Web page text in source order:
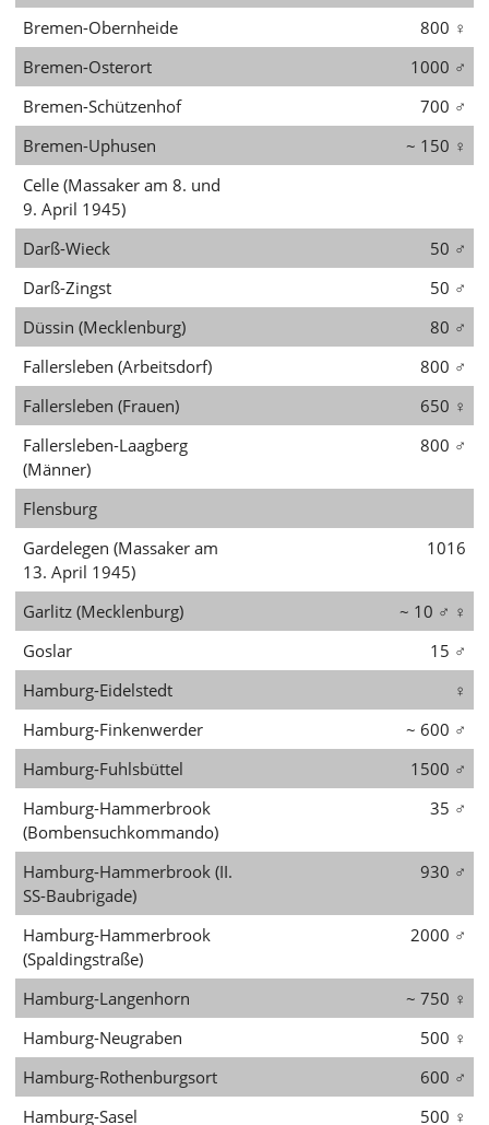
Bremen-Obernheide
800 ♀
Bremen-Osterort
1000 ♂
Bremen-Schützenhof
700 ♂
Bremen-Uphusen
~ 150 ♀
Celle (Massaker am 8. und
9. April 1945)
Darß-Wieck
50 ♂
Darß-Zingst
50 ♂
Düssin (Mecklenburg)
80 ♂
Fallersleben (Arbeitsdorf)
800 ♂
Fallersleben (Frauen)
650 ♀
Fallersleben-Laagberg
(Männer)
800 ♂
Flensburg
Gardelegen (Massaker am
13. April 1945)
1016
Garlitz (Mecklenburg) ~ 10 ♂ ♀
Goslar
15 ♂
Hamburg-Eidelstedt
♀
Hamburg-Finkenwerder
~ 600 ♂
Hamburg-Fuhlsbüttel
1500 ♂
Hamburg-Hammerbrook
(Bombensuchkommando)
35 ♂
Hamburg-Hammerbrook (II.
SS-Baubrigade)
930 ♂
Hamburg-Hammerbrook
(Spaldingstraße)
2000 ♂
Hamburg-Langenhorn ~ 750 ♀
Hamburg-Neugraben
500 ♀
Hamburg-Rothenburgsort
600 ♂
Hamburg-Sasel
500 ♀